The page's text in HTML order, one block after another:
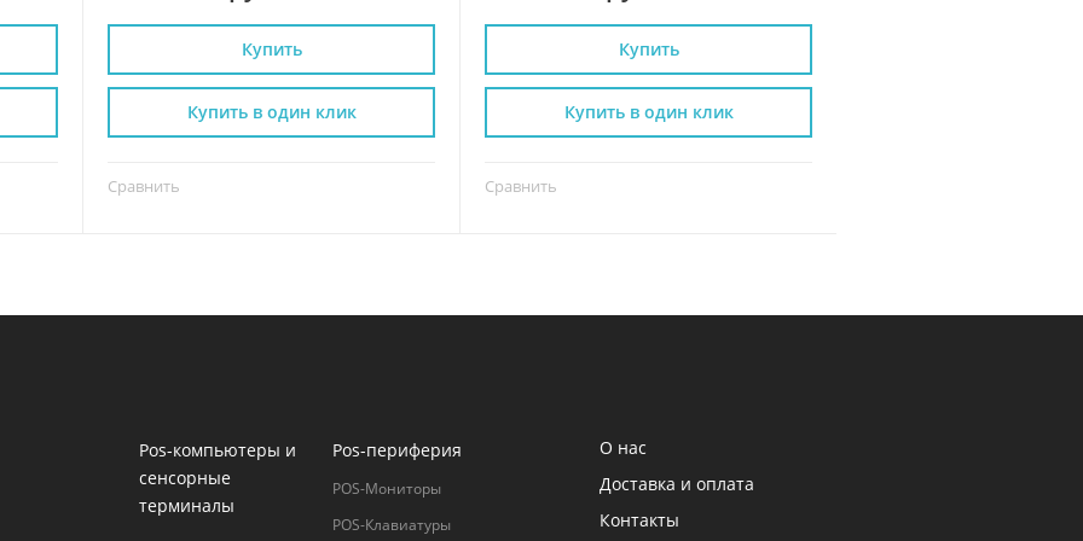
Купить
Сравнить
Купить в один клик
Купить
Сравнить
Купить в один клик
Pos-компьютеры и
сенсорные
терминалы
Pos-периферия
POS-Мониторы
POS-Клавиатуры
О нас
Доставка и оплата
Контакты